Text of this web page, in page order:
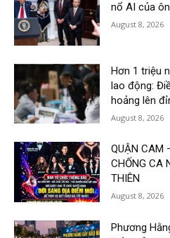
nổ AI của
August 8, 2026
Hơn 1 triệu
lao động:
hoảng lên
August 8, 2026
QUẬN CAM
CHỐNG CA
THIÊN
August 8, 2026
Phương